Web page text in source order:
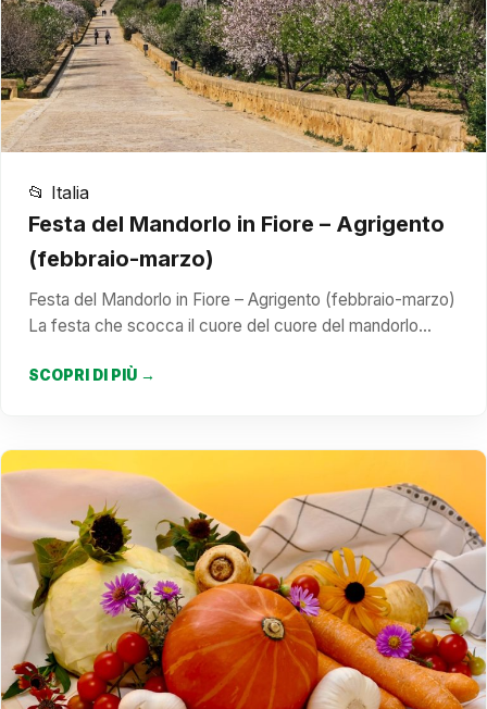
📂 Italia
Festa del Mandorlo in Fiore – Agrigento
(febbraio-marzo)
Festa del Mandorlo in Fiore – Agrigento (febbraio-marzo)
La festa che scocca il cuore del cuore del mandorlo…
SCOPRI DI PIÙ →